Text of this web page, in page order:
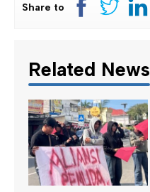
Share to
Related News